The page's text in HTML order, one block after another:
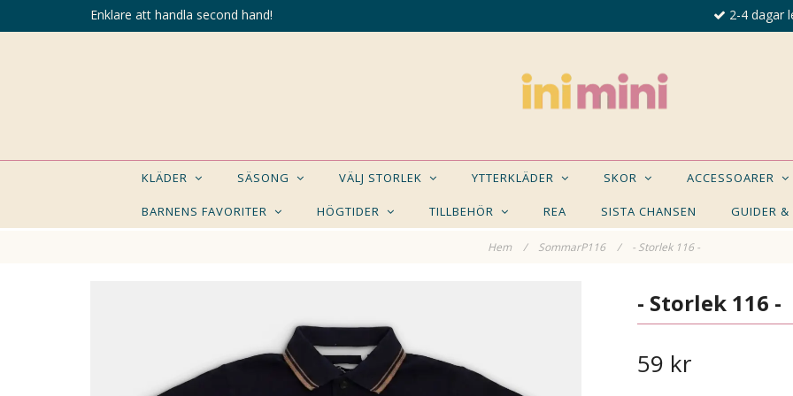
Enklare att handla second hand! 2-4 dagar
KLÄDER SÄSONG VÄLJ STORLEK YTTERKLÄDER SKOR ACCESSOARER
BARNENS FAVORITER HÖGTIDER TILLBEHÖR REA SISTA CHANSEN GUIDER &
Hem / SommarP116 / - Storlek 116 -
KANSKE NÅGON AV DESSA PRODUKTER KAN- Storlek 116 -
59 kr